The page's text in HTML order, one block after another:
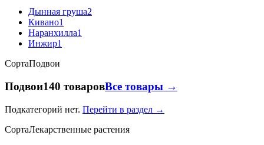
Дынная груша2
Кивано1
Наранхилла1
Инжир1
СортаПодвои
Подвои140 товаровВсе товары →
Подкатегорий нет. Перейти в раздел →
СортаЛекарственные растения